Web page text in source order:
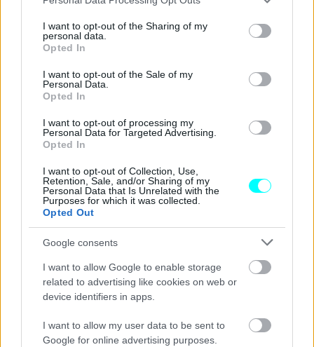
not limited to your visit or usage behaviour. You may click to
grant or deny consent to Google and its third-party tags to
use your data for below specified purposes in below Google
consent section.
I want to opt-out of the Sharing of my
personal data.
Opted In
I want to opt-out of the Sale of my
Personal Data.
Opted In
I want to opt-out of processing my
Personal Data for Targeted Advertising.
Opted In
I want to opt-out of Collection, Use,
Retention, Sale, and/or Sharing of my
Personal Data that Is Unrelated with the
Purposes for which it was collected.
Opted Out
Google consents
I want to allow Google to enable storage
related to advertising like cookies on web or
device identifiers in apps.
I want to allow my user data to be sent to
Google for online advertising purposes.
Όπως διαπιστώθηκε, η άδεια ικανότητας οδήγησης του
αστυνομικούς της Υποδιεύθυνσης Τροχαίας Αθηνών